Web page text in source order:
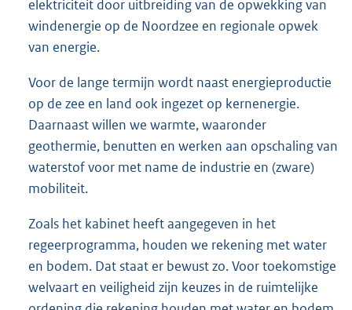
elektriciteit door uitbreiding van de opwekking van
windenergie op de Noordzee en regionale opwek
van energie.
Voor de lange termijn wordt naast energieproductie
op de zee en land ook ingezet op kernenergie.
Daarnaast willen we warmte, waaronder
geothermie, benutten en werken aan opschaling van
waterstof voor met name de industrie en (zware)
mobiliteit.
Zoals het kabinet heeft aangegeven in het
regeerprogramma, houden we rekening met water
en bodem. Dat staat er bewust zo. Voor toekomstige
welvaart en veiligheid zijn keuzes in de ruimtelijke